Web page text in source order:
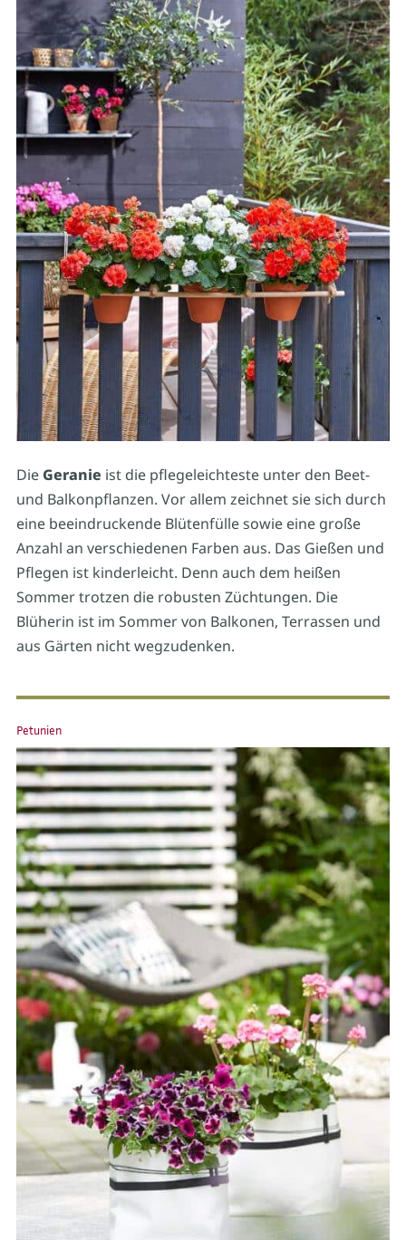
Die Geranie ist die pflegeleichteste unter den Beet-
und Balkonpflanzen. Vor allem zeichnet sie sich durch
eine beeindruckende Blütenfülle sowie eine große
Anzahl an verschiedenen Farben aus. Das Gießen und
Pflegen ist kinderleicht. Denn auch dem heißen
Sommer trotzen die robusten Züchtungen. Die
Blüherin ist im Sommer von Balkonen, Terrassen und
aus Gärten nicht wegzudenken.
Petunien